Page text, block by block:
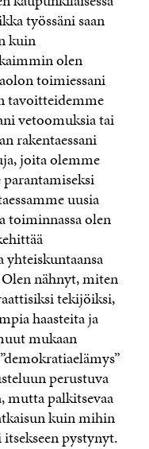
työssäni saan
kuin
olen
toimiessani
tavoitteidemme
vetoomuksia tai
rakentaessani
joita olemme
uusia
toiminnassa olen
yhteiskuntaansa
Olen nähnyt, miten
tekijöiksi,
haasteita ja
mukaan
perustuva
mutta palkitsevaa
kuin mihin
pystynyt.